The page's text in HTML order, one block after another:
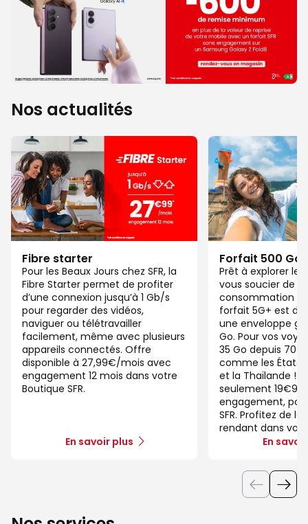
Nos actualités
Fibre starter
Pour les Beaux Jours chez SFR, la
Fibre Starter permet de profiter
d’une connexion jusqu’à 1 Gb/s
pour regarder des vidéos,
naviguer ou télétravailler
facilement, même avec plusieurs
appareils connectés. Offre
disponible à 27,99€/mois avec
engagement 12 mois dans votre
Boutique SFR.
En savoir plus
Forfait 500 Go
Prêt à explorer le
vous soucier de
consommation
forfait 5G+ est
une enveloppe
Go. Pour vos
35 Go depuis 70
comme les États-
et la Thaïlande !
seulement
engagement,
SFR. Profitez de
rendant dans
En